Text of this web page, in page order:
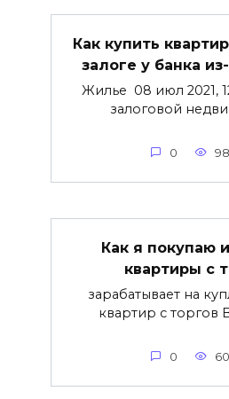
Как купить
залоге у банка
Жилье 08 июл 2021,
залоговой
0 98
Как я покупаю
квартиры с
зарабатывает на
квартир с торгов
0 60